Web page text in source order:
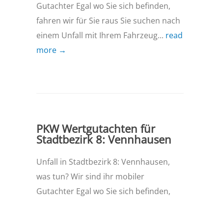
Gutachter Egal wo Sie sich befinden,
fahren wir für Sie raus Sie suchen nach
einem Unfall mit Ihrem Fahrzeug... read
more →
PKW Wertgutachten für
Stadtbezirk 8: Vennhausen
Unfall in Stadtbezirk 8: Vennhausen,
was tun? Wir sind ihr mobiler
Gutachter Egal wo Sie sich befinden,